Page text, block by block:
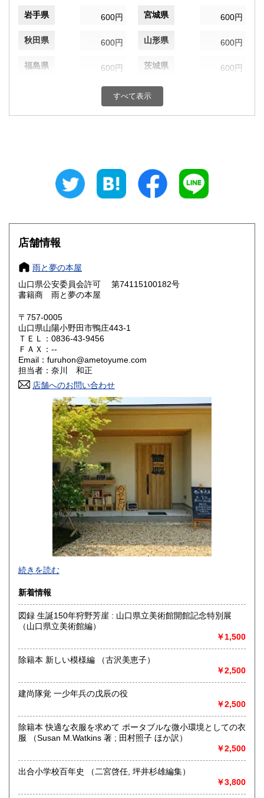
岩手県 600円 宮城県 600円
秋田県 600円 山形県 600円
福島県 600円 茨城県 600円
600円 群馬県
埼玉県 600円 千葉県 600円
600円 富山県
福井県
岐阜県
愛知県
滋賀県
大阪府 600円
奈良県
鳥取県
600円 広島県
600円
愛媛県
600円 福岡県
600円 長崎県
600円 大分県
600円 鹿児島県
沖縄県
すべて表示
店舗情報
雨と夢の本屋
山口県公安委員会許可 第74115100182号
書籍商 雨と夢の本屋
〒757-0005
山口県山陽小野田市鴨庄443-1
ＴＥＬ：0836-43-9456
ＦＡＸ：--
Email：furuhon@ametoyume.com
担当者：奈川 和正
店舗へのお問い合わせ
2006年名古屋にて創業。
2017年に店主の故郷である山口県へ移転。
店頭販売は下関市豊田町大字殿敷1022-1の店舗にてしており
ます。
続きを読む
新着情報
図録 生誕150年狩野芳崖 : 山口県立美術館開館記念特別展
（山口県立美術館編）
￥1,500
除籍本 新しい模様編 （古沢美恵子）
￥2,500
建尚隊覚 一少年兵の戊辰の役
￥2,500
除籍本 快適な衣服を求めて ポータブルな微小環境としての衣
服 （Susan M.Watkins 著 ; 田村照子 ほか訳）
￥2,500
出合小学校百年史 （二宮啓任, 坪井杉雄編集）
￥3,800